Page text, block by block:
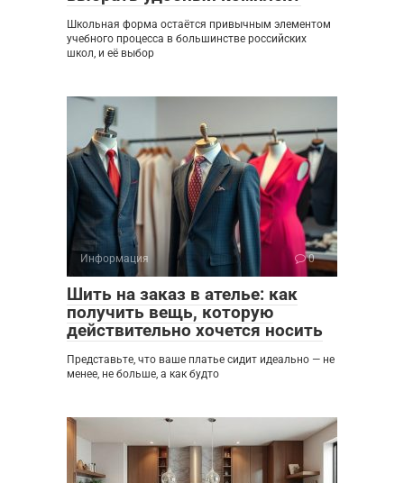
Школьная форма остаётся привычным элементом
учебного процесса в большинстве российских
школ, и её выбор
Информация 0
Шить на заказ в ателье: как
получить вещь, которую
действительно хочется носить
Представьте, что ваше платье сидит идеально — не
менее, не больше, а как будто